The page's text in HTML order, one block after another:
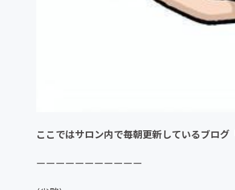
ここではサロン内で毎朝更新しているブロ
ーーーーーーーーーーー